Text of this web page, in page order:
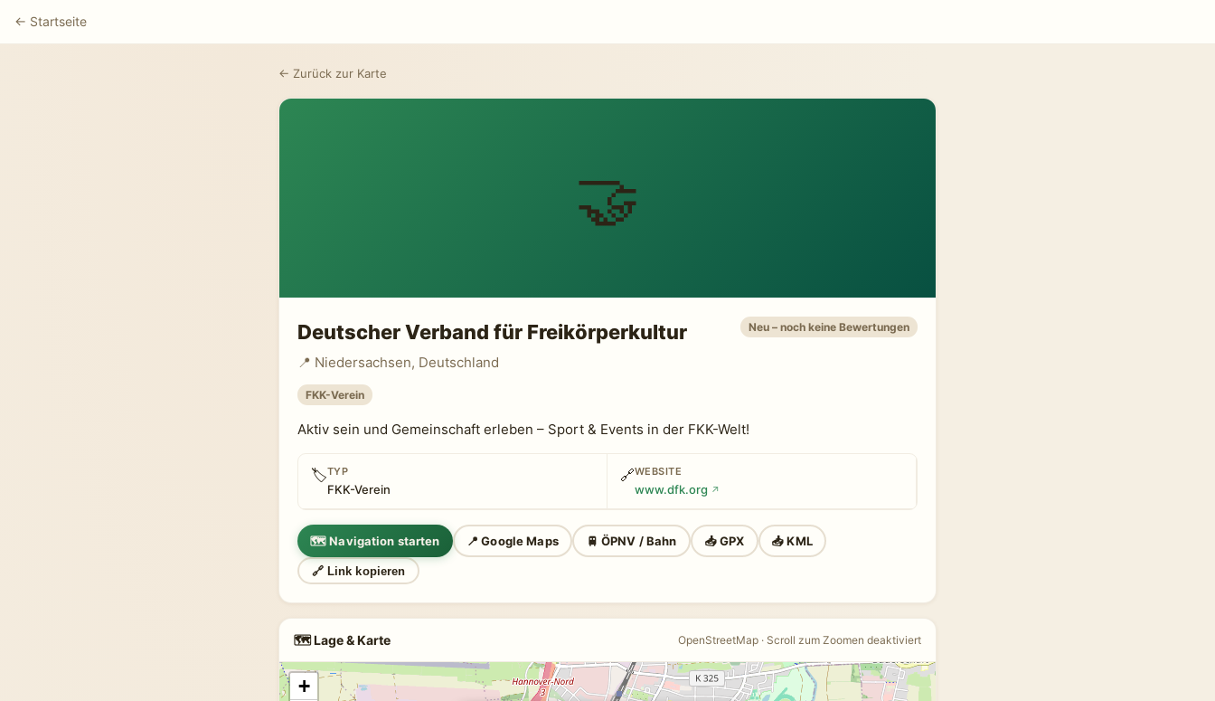
← Startseite
← Zurück zur Karte
🤝
Deutscher Verband für Freikörperkultur
📍 Niedersachsen, Deutschland
Neu – noch keine Bewertungen
FKK-Verein
Aktiv sein und Gemeinschaft erleben – Sport & Events in der FKK-Welt!
🏷TYP
FKK-Verein
🔗WEBSITE
www.dfk.org ↗
🗺 Navigation starten 📍 Google Maps 🚆 ÖPNV / Bahn 📥 GPX 📥 KML
🔗 Link kopieren
🗺 Lage & Karte OpenStreetMap · Scroll zum Zoomen deaktiviert
+